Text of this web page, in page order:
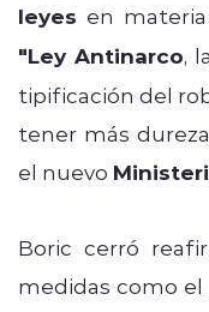
leyes en
"Ley Antinarco,
tipificación del
tener más
el nuevo
Boric cerró
medidas como el